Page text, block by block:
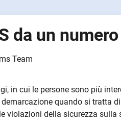
da un
Team
in cui le persone sono più
quando si tratta
violazioni della sicurezza sulla